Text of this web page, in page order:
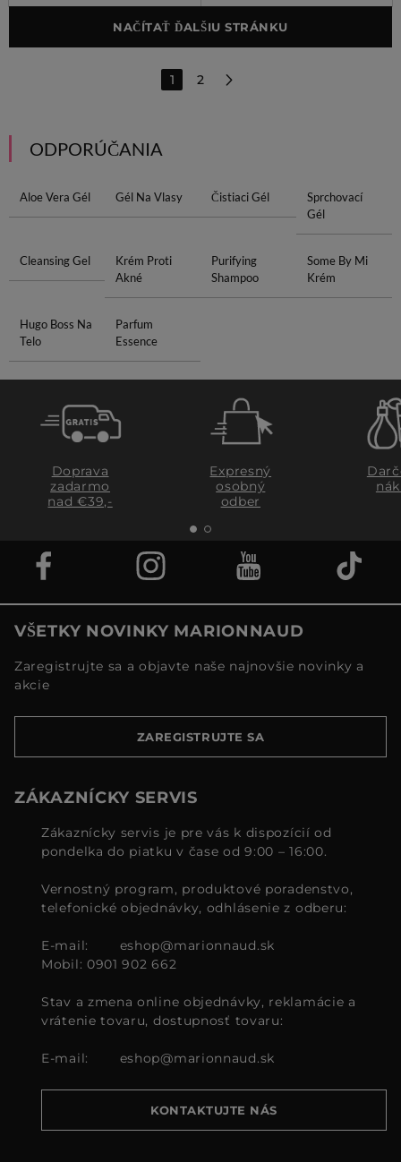
NAČÍTAŤ ĎALŠIU STRÁNKU
1 2
ODPORÚČANIA
Aloe Vera Gél Gél Na Vlasy Čistiaci Gél
Sprchovací
Gél
Cleansing Gel
Krém Proti
Akné
Purifying
Shampoo
Some By Mi
Krém
Hugo Boss Na
Telo
Parfum
Essence
Doprava
zadarmo
nad €39,-
Expresný
osobný
odber
VŠETKY NOVINKY MARIONNAUD
Zaregistrujte sa a objavte naše najnovšie novinky a
akcie
ZAREGISTRUJTE SA
ZÁKAZNÍCKY SERVIS
Zákaznícky servis je pre vás k dispozícií od
pondelka do piatku v čase od 9:00 – 16:00.
Vernostný program, produktové poradenstvo,
telefonické objednávky, odhlásenie z odberu:
E-mail:
eshop@marionnaud.sk
Mobil: 0901 902 662
Stav a zmena online objednávky, reklamácie a
vrátenie tovaru, dostupnosť tovaru:
E-mail: eshop@marionnaud.sk
KONTAKTUJTE NÁS